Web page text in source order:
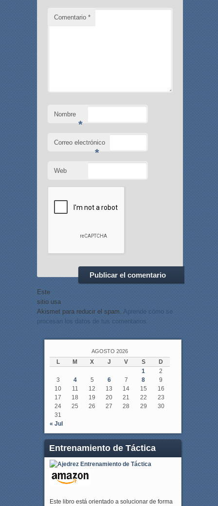
Comentario *
Nombre
*
Correo electrónico
*
Web
Este
sitio usa
Akismet para reducir el spam. Aprende cómo se
procesan los datos de tus comentarios.
AGOSTO 2026
L M X J V S
D
1
2
3
4 5 6 7 8
9
10
11 12 13 14 15
16
17
18 19 20 21 22
23
24
25 26 27 28 29
30
31
« Jul
Entrenamiento de Táctica
Este libro está orientado a solucionar de forma